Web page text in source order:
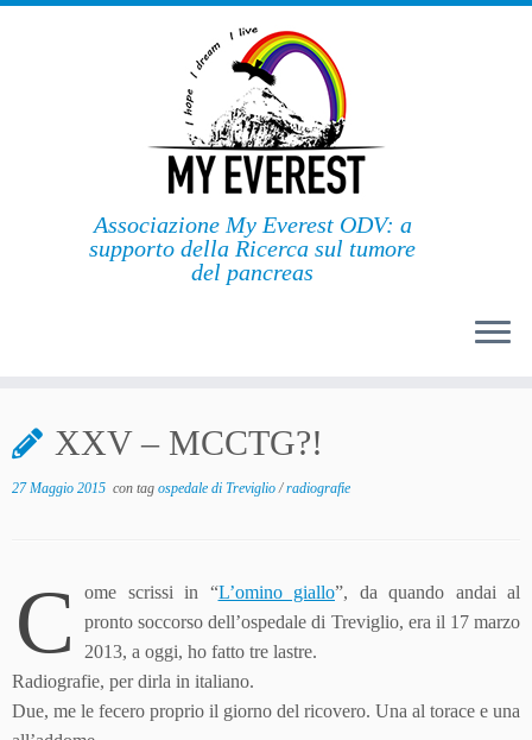
Associazione My Everest ODV: a
supporto della Ricerca sul tumore
del pancreas
XXV – MCCTG?!
27 Maggio 2015 con tag ospedale di Treviglio/radiografie
C ome scrissi in “L’omino giallo”, da quando andai al
pronto soccorso dell’ospedale di Treviglio, era il 17 marzo
2013, a oggi, ho fatto tre lastre.
Radiografie, per dirla in italiano.
Due, me le fecero proprio il giorno del ricovero. Una al torace e una